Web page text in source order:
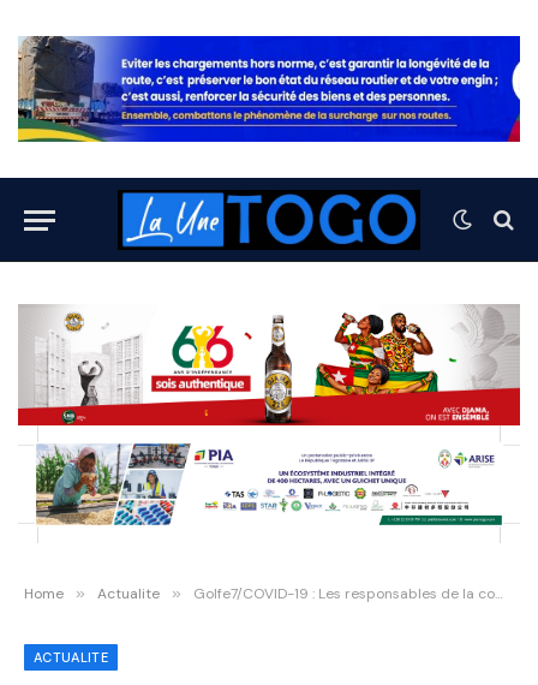
Home » Actualite » Golfe7/COVID-19 : Les responsables de la commune accentuent la sensibilisation dans les marchés
ACTUALITE